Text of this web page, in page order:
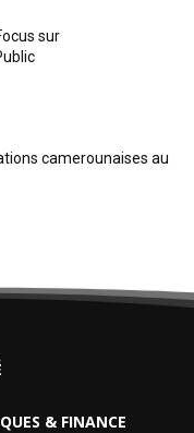
sur
camerounaises au
& FINANCE